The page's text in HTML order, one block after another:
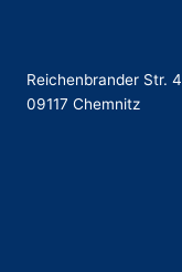
Reichenbrander Str. 4
09117 Chemnitz